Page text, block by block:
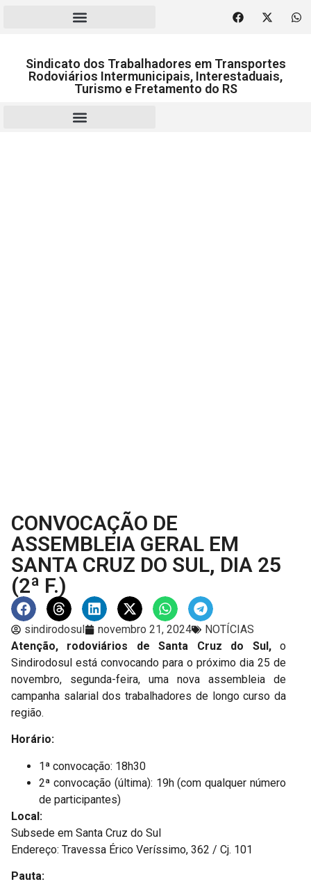
Sindicato dos Trabalhadores em Transportes
Rodoviários Intermunicipais, Interestaduais,
Turismo e Fretamento do RS
CONVOCAÇÃO DE
ASSEMBLEIA GERAL EM
SANTA CRUZ DO SUL, DIA 25
(2ª F.)
sindirodosul novembro 21, 2024
NOTÍCIAS
Atenção, rodoviários de Santa Cruz do Sul, o
Sindirodosul está convocando para o próximo dia 25 de
novembro, segunda-feira, uma nova assembleia de
campanha salarial dos trabalhadores de longo curso da
região.
Horário:
1ª convocação: 18h30
2ª convocação (última): 19h (com qualquer número
de participantes)
Local:
Subsede em Santa Cruz do Sul
Endereço: Travessa Érico Veríssimo, 362 / Cj. 101
Pauta: